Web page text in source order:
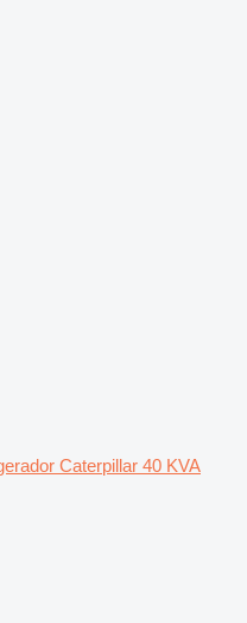
Caterpillar 40 KVA